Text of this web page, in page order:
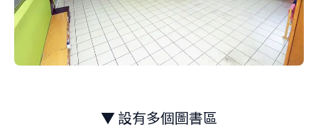
▼ 設有多個圖書區